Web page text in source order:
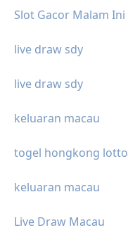
Slot Gacor Malam Ini
live draw sdy
live draw sdy
keluaran macau
togel hongkong lotto
keluaran macau
Live Draw Macau